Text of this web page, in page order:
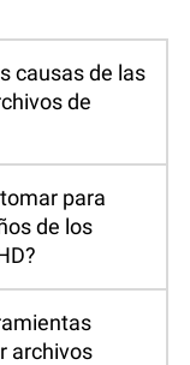
causas de las
de
para
de los
archivos